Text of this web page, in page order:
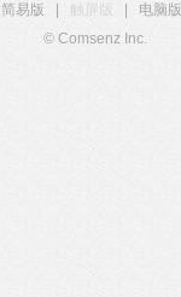
简易版
触屏版 电脑版
© Comsenz Inc.